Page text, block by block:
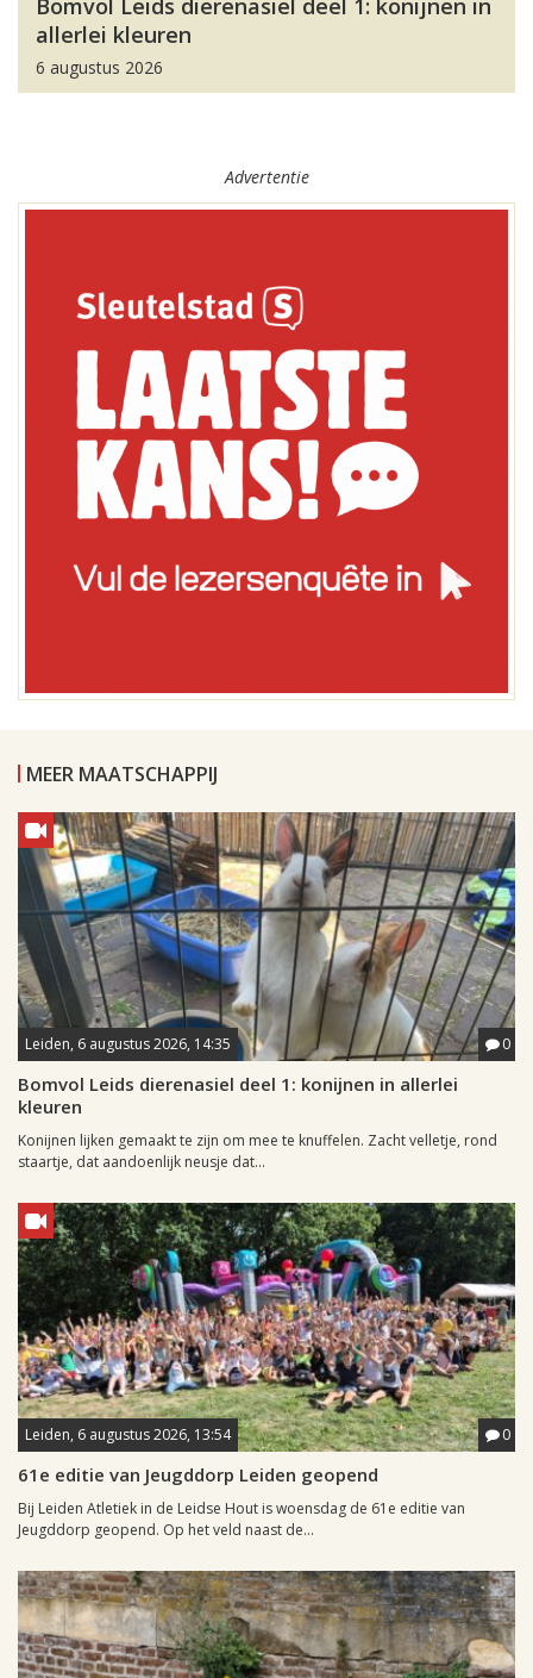
Bomvol Leids dierenasiel deel 1: konijnen in
allerlei kleuren
6 augustus 2026
Advertentie
MEER MAATSCHAPPIJ
Leiden, 6 augustus 2026, 14:35 0
Bomvol Leids dierenasiel deel 1: konijnen in allerlei
kleuren
Konijnen lijken gemaakt te zijn om mee te knuffelen. Zacht velletje, rond
staartje, dat aandoenlijk neusje dat...
Leiden, 6 augustus 2026, 13:54 0
61e editie van Jeugddorp Leiden geopend
Bij Leiden Atletiek in de Leidse Hout is woensdag de 61e editie van
Jeugddorp geopend. Op het veld naast de...